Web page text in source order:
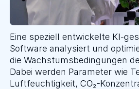
Eine speziell entwickelte KI-
Software analysiert und
die Wachstumsbedingungen
Dabei werden Parameter wie
Luftfeuchtigkeit, CO₂-